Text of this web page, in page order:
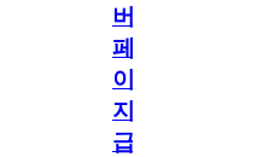
버
페
이
지
급!